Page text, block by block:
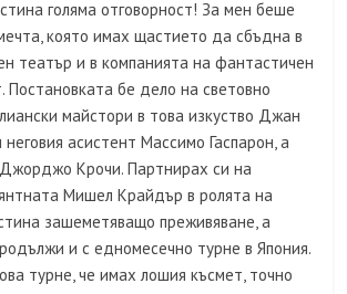
голяма отговорност! За мен беше
която имах щастието да сбъдна в
театър и в компанията на фантастичен
Постановката бе дело на световно
майстори в това изкуство Джан
асистент Массимо Гаспарон, а
Крочи. Партнирах си на
Мишел Крайдър в ролята на
зашеметяващо преживяване, а
и с едномесечно турне в Япония.
турне, че имах лошия късмет, точно